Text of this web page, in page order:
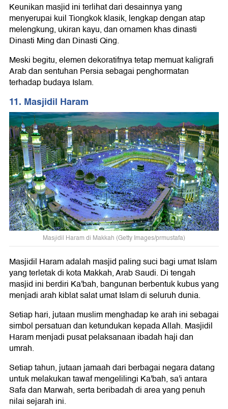
Keunikan masjid ini terlihat dari desainnya yang
menyerupai kuil Tiongkok klasik, lengkap dengan atap
melengkung, ukiran kayu, dan ornamen khas dinasti
Dinasti Ming dan Dinasti Qing.
Meski begitu, elemen dekoratifnya tetap memuat kaligrafi
Arab dan sentuhan Persia sebagai penghormatan
terhadap budaya Islam.
11. Masjidil Haram
Masjidil Haram di Makkah (Getty Images/prmustafa)
Masjidil Haram adalah masjid paling suci bagi umat Islam
yang terletak di kota Makkah, Arab Saudi. Di tengah
masjid ini berdiri Ka'bah, bangunan berbentuk kubus yang
menjadi arah kiblat salat umat Islam di seluruh dunia.
Setiap hari, jutaan muslim menghadap ke arah ini sebagai
simbol persatuan dan ketundukan kepada Allah. Masjidil
Haram menjadi pusat pelaksanaan ibadah haji dan
umrah.
Setiap tahun, jutaan jamaah dari berbagai negara datang
untuk melakukan tawaf mengelilingi Ka'bah, sa'i antara
Safa dan Marwah, serta beribadah di area yang penuh
nilai sejarah ini.